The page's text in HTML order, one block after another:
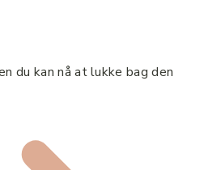
du kan nå at lukke bag den